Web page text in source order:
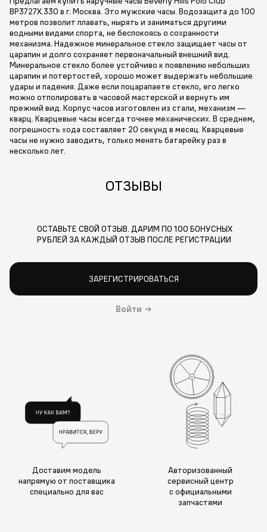
BP3727X.330 в г. Москва. Это мужские часы. Водозащита до 100
метров позволит плавать, нырять и заниматься другими
водными видами спорта, не беспокоясь о сохранности
механизма. Надежное минеральное стекло защищает часы от
царапин и долго сохраняет первоначальный внешний вид.
Минеральное стекло более устойчиво к появлению небольших
царапин и потертостей, хорошо может выдержать небольшие
удары и падения. Даже если поцарапаете стекло, его легко
можно отполировать в часовой мастерской и вернуть им
прежний вид. Корпус часов изготовлен из стали, механизм —
кварц. Кварцевые часы всегда точнее механических. В среднем,
погрешность хода составляет 20 секунд в месяц. Кварцевые
часы не нужно заводить, только менять батарейку раз в
несколько лет.
ОТЗЫВЫ
ОСТАВЬТЕ СВОЙ ОТЗЫВ. ДАРИМ ПО 100 БОНУСНЫХ
РУБЛЕЙ ЗА КАЖДЫЙ ОТЗЫВ ПОСЛЕ РЕГИСТРАЦИИ
ЗАРЕГИСТРИРОВАТЬСЯ
Войти →
Доставим модель
напрямую от поставщика
специально для вас
Авторизованный
сервисный центр
с официальными
запчастями